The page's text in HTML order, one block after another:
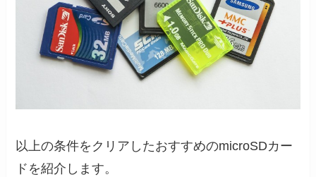
以上の条件をクリアしたおすすめのmicroSDカー
ドを紹介します。